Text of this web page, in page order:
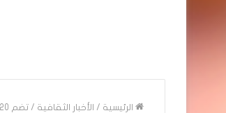
الرئيسية / الأخبار الثقافية / تضم 20 لوحة لنجوم الرياضة والسينما.. “كتارا” تحتضن معرض تعابير الوجه شخصيات مشهورة